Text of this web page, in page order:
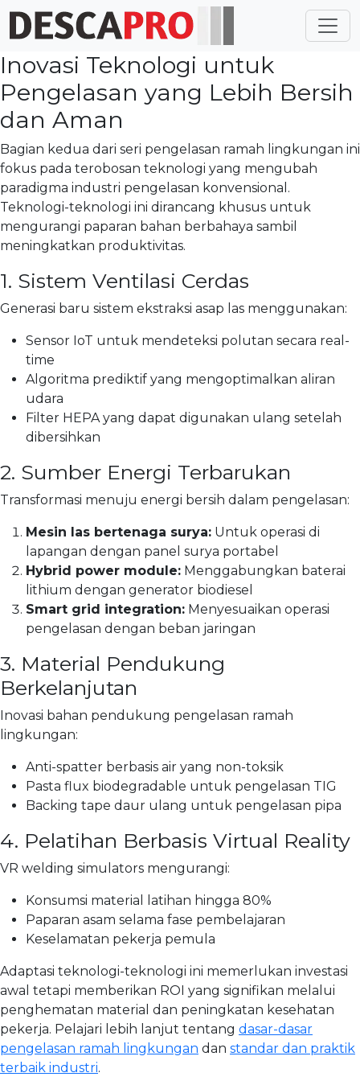
Inovasi Teknologi untuk
Pengelasan yang Lebih Bersih
dan Aman
Bagian kedua dari seri pengelasan ramah lingkungan ini
fokus pada terobosan teknologi yang mengubah
paradigma industri pengelasan konvensional.
Teknologi-teknologi ini dirancang khusus untuk
mengurangi paparan bahan berbahaya sambil
meningkatkan produktivitas.
1. Sistem Ventilasi Cerdas
Generasi baru sistem ekstraksi asap las menggunakan:
Sensor IoT untuk mendeteksi polutan secara real-
time
Algoritma prediktif yang mengoptimalkan aliran
udara
Filter HEPA yang dapat digunakan ulang setelah
dibersihkan
2. Sumber Energi Terbarukan
Transformasi menuju energi bersih dalam pengelasan:
Mesin las bertenaga surya: Untuk operasi di
lapangan dengan panel surya portabel
Hybrid power module: Menggabungkan baterai
lithium dengan generator biodiesel
Smart grid integration: Menyesuaikan operasi
pengelasan dengan beban jaringan
3. Material Pendukung
Berkelanjutan
Inovasi bahan pendukung pengelasan ramah
lingkungan:
Anti-spatter berbasis air yang non-toksik
Pasta flux biodegradable untuk pengelasan TIG
Backing tape daur ulang untuk pengelasan pipa
4. Pelatihan Berbasis Virtual Reality
VR welding simulators mengurangi:
Konsumsi material latihan hingga 80%
Paparan asam selama fase pembelajaran
Keselamatan pekerja pemula
Adaptasi teknologi-teknologi ini memerlukan investasi
awal tetapi memberikan ROI yang signifikan melalui
penghematan material dan peningkatan kesehatan
pekerja. Pelajari lebih lanjut tentang dasar-dasar
pengelasan ramah lingkungan dan standar dan praktik
terbaik industri.